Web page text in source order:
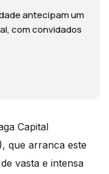
antecipam um
com convidados
Capital
que arranca este
vasta e intensa